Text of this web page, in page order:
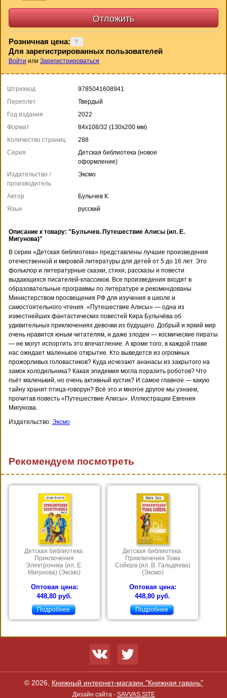
Розничная цена:
Для зарегистрированных пользователей
Войти или Зарегистрироваться
Штрихкод
9785041608941
Переплет
Твердый
Год издания
2022
Формат
84x108/32 (130x200 мм)
Количество страниц
288
Серия
Детская библиотека (новое
оформление)
Издательство /
производитель
Эксмо
Автор
Булычев К.
Язык
русский
Описание к товару: "Булычев. Путешествие Алисы (ил. Е.
Мигунова)"
В серии «Детская библиотека» представлены лучшие произведения
отечественной и мировой литературы для детей от 5 до 16 лет. Это
фольклор и литературные сказки, стихи, рассказы и повести
выдающихся писателей-классиков. Все произведения входят в
образовательные программы по литературе и рекомендованы
Министерством просвещения РФ для изучения в школе и
самостоятельного чтения. «Путешествие Алисы» — одна из
известнейших фантастических повестей Кира Булычёва об
удивительных приключениях девочки из будущего. Добрый и яркий мир
очень нравится юным читателям, и даже злодеи — космические пираты
— не могут испортить это впечатление. А кроме того, в каждой главе
нас ожидает маленькое открытие. Кто выведется из огромных
прожорливых головастиков? Куда исчезают ананасы из закрытого на
замок холодильника? Какая эпидемия могла поразить роботов? Что
пьёт маленький, но очень активный кустик? И самое главное — какую
тайну хранит птица-говорун? Всё это и многое другое мы узнаем,
прочитав повесть «Путешествие Алисы». Иллюстрации Евгения
Мигунова.
Издательство: Эксмо
Рекомендуем посмотреть
Детская библиотека.
Приключения
Электроника (ил. Е.
Мигунова) (Эксмо)
Оптовая цена:
448,80 руб.
Подробнее
Детская библиотека.
Приключения Тома
Сойера (ил. В. Гальдяева)
(Эксмо)
Оптовая цена:
448,80 руб.
Подробнее
© 2026, Книжный интернет-магазин "Книжная гавань"
Дизайн сайта - SAVVAS.SITE